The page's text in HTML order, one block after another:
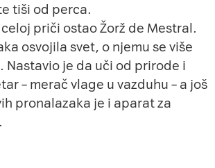
tiši od perca.
priči ostao Žorž de Mestral.
osvojila svet, o njemu se više
Nastavio je da uči od prirode i
– merač vlage u vazduhu – a još
pronalazaka je i aparat za